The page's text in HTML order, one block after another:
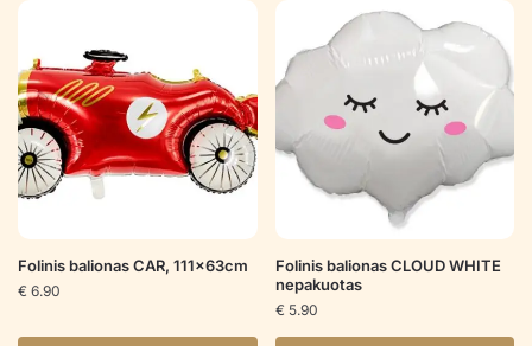
Folinis balionas CAR, 111x63cm
€ 6.90
Folinis balionas CLOUD WHITE
nepakuotas
€ 5.90